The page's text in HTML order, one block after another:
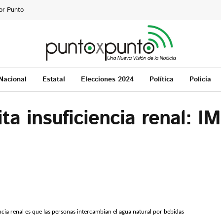
Punto
Estatal Elecciones 2024 Política Policía
insuficiencia renal:
renal es que las personas intercambian el agua natural por bebidas